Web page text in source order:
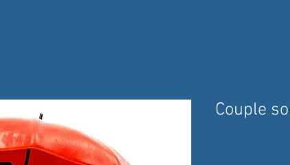
Couple